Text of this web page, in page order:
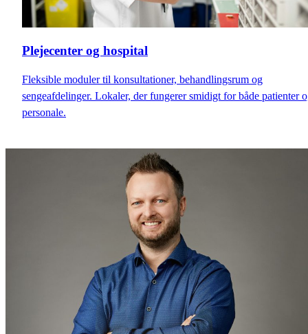
Plejecenter og hospital
Fleksible moduler til konsultationer, behandlingsrum og
sengeafdelinger. Lokaler, der fungerer smidigt for både patienter
personale.